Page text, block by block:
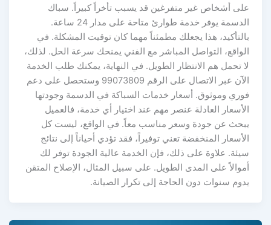
على أشخاص غير متفرغين قد يسبب تأخراً كبيراً. سباك
الدسمة يوفر خدمة طوارئ متاحة على مدار 24 ساعة.
بالتأكيد، هذا يجعلك مطمئناً مهما كان توقيت المشكلة. في
الواقع، التواصل المباشر مع الفني يمنحك سرعة الحل. لذلك،
لا تحمل هم الانتظار الطويل. في النهاية، يمكنك طلب الخدمة
الآن عبر الاتصال على الرقم 99073809 وستحصل على دعم
فوري وموثوق. أسعار خدمات السباكة في الدسمة وجودتها
الأسعار العادلة عنصر مهم عند اختيار أي خدمة، فالعميل
يبحث عن جودة وسعر مناسب معاً. في الواقع، ليست كل
الأسعار المنخفضة تعني توفيراً، فقد تؤدي أحياناً إلى نتائج
سيئة. علاوة على ذلك، فإن الخدمة عالية الجودة توفر لك
أموالاً على المدى الطويل. على سبيل المثال، الإصلاح المتقن
يدوم سنوات دون الحاجة إلى تكرار الصيانة.